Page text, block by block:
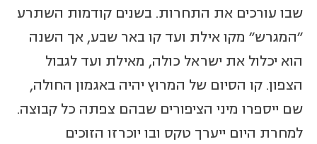
שבו עורכים את התחרות. בשנים קודמות השתרע
"המגרש" מקו אילת ועד קו באר שבע, אך השנה
הוא יכלול את ישראל כולה, מאילת ועד לגבול
הצפון. קו הסיום של המרוץ יהיה באגמון החולה,
שם ייספרו מיני הציפורים שבהם צפתה כל קבוצה.
למחרת היום ייערך טקס ובו יוכרזו הזוכים